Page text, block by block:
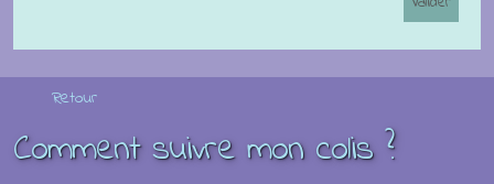
Retour
Comment suivre mon colis ?